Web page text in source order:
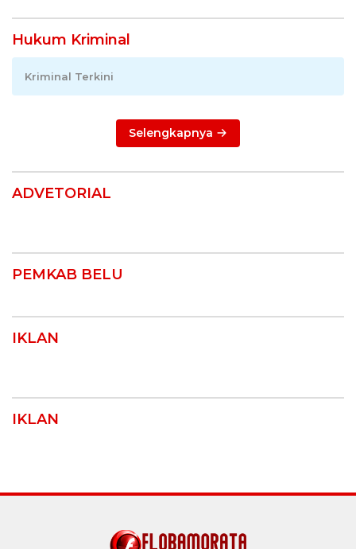
Hukum Kriminal
Kriminal Terkini
Selengkapnya
ADVETORIAL
PEMKAB BELU
IKLAN
IKLAN